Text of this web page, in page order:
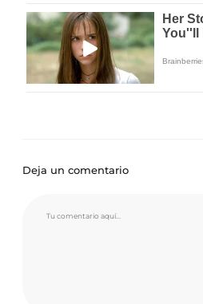
Deja un comentario